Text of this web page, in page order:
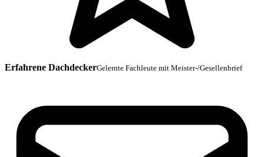
Erfahrene DachdeckerGelernte Fachleute mit Meister-/Gesellenbrief